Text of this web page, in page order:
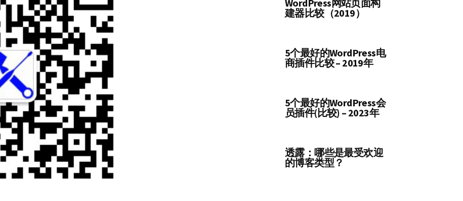
WordPress网站页面构
建器比较（2019）
5个最好的WordPress电
商插件比较 – 2019年
5个最好的WordPress会
员插件(比较) – 2023年
透露：哪些是最受欢迎
的博客类型？